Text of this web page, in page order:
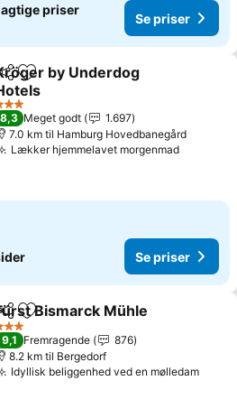
priser
Se priser
Føj til favoritter
by Underdog
Stjerner
8,3 Meget godt
1.697
7.0 km til Hamburg Hovedbanegård
Lækker hjemmelavet morgenmad
Se priser
Føj til favoritter
Bismarck Mühle
Stjerner
9,1 Fremragende
876
8.2 km til Bergedorf
Idyllisk beliggenhed ved en mølledam